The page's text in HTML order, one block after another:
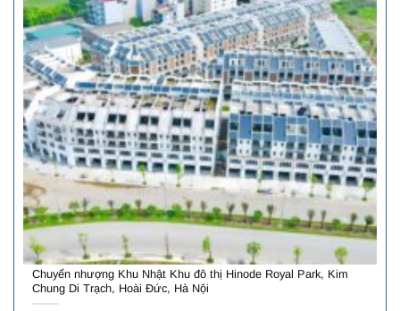
Chuyển nhượng Khu Nhật Khu đô thị Hinode Royal Park, Kim
Chung Di Trạch, Hoài Đức, Hà Nội